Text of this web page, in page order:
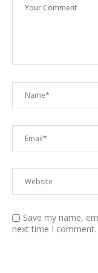
Save my name,
next time I comment.